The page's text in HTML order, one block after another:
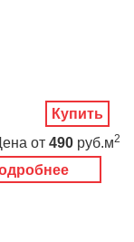
от 490 руб.м2
Купить